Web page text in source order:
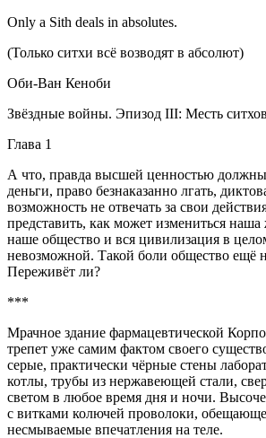
Only a Sith deals in absolutes.
(Только ситхи всё возводят в абсолют)
Оби-Ван Кеноби
Звёздные войны. Эпизод III: Месть ситхов
Глава 1
А что, правда высшей ценностью должны
деньги, право безнаказанно лгать,
возможность не отвечать за свои
представить, как может измениться
наше общество и вся цивилизация в
невозможной. Такой боли общество ещё
Переживёт ли?
***
Мрачное здание фармацевтической
трепет уже самим фактом своего
серые, практически чёрные стены
котлы, трубы из нержавеющей стали,
светом в любое время дня и ночи.
с витками колючей проволоки,
несмываемые впечатления на теле.